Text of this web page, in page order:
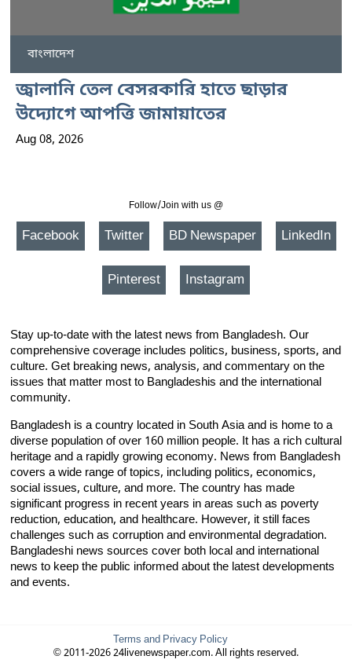
বাংলাদেশ
জ্বালানি তেল বেসরকারি হাতে ছাড়ার
উদ্যোগে আপত্তি জামায়াতের
Aug 08, 2026
Follow/Join with us @
Facebook Twitter BD Newspaper LinkedIn
Pinterest Instagram
Stay up-to-date with the latest news from Bangladesh. Our
comprehensive coverage includes politics, business, sports, and
culture. Get breaking news, analysis, and commentary on the
issues that matter most to Bangladeshis and the international
community.
Bangladesh is a country located in South Asia and is home to a
diverse population of over 160 million people. It has a rich cultural
heritage and a rapidly growing economy. News from Bangladesh
covers a wide range of topics, including politics, economics,
social issues, culture, and more. The country has made
significant progress in recent years in areas such as poverty
reduction, education, and healthcare. However, it still faces
challenges such as corruption and environmental degradation.
Bangladeshi news sources cover both local and international
news to keep the public informed about the latest developments
and events.
Terms and Privacy Policy
© 2011-2026 24livenewspaper.com. All rights reserved.